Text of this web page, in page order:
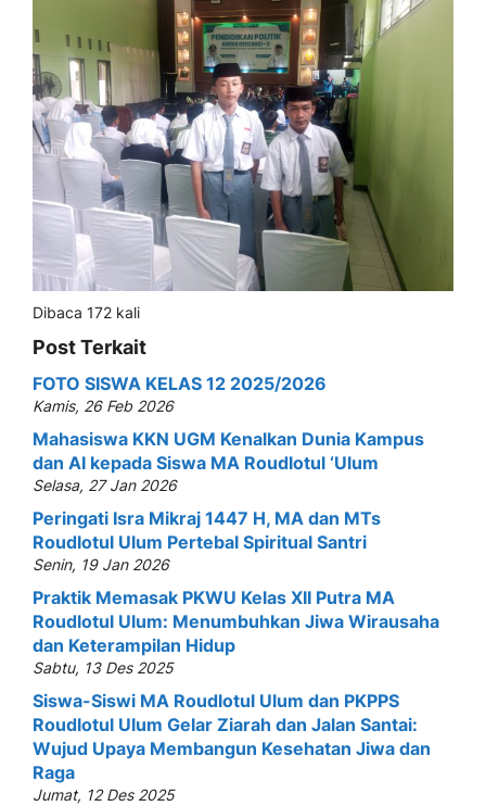
Dibaca 172 kali
Post Terkait
FOTO SISWA KELAS 12 2025/2026
Kamis, 26 Feb 2026
Mahasiswa KKN UGM Kenalkan Dunia Kampus
dan AI kepada Siswa MA Roudlotul ‘Ulum
Selasa, 27 Jan 2026
Peringati Isra Mikraj 1447 H, MA dan MTs
Roudlotul Ulum Pertebal Spiritual Santri
Senin, 19 Jan 2026
Praktik Memasak PKWU Kelas XII Putra MA
Roudlotul Ulum: Menumbuhkan Jiwa Wirausaha
dan Keterampilan Hidup
Sabtu, 13 Des 2025
Siswa-Siswi MA Roudlotul Ulum dan PKPPS
Roudlotul Ulum Gelar Ziarah dan Jalan Santai:
Wujud Upaya Membangun Kesehatan Jiwa dan
Raga
Jumat, 12 Des 2025